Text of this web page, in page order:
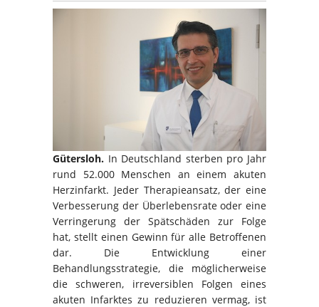
Gütersloh. In Deutschland sterben pro Jahr
rund 52.000 Menschen an einem akuten
Herzinfarkt. Jeder Therapieansatz, der eine
Verbesserung der Überlebensrate oder eine
Verringerung der Spätschäden zur Folge
hat, stellt einen Gewinn für alle Betroffenen
dar. Die Entwicklung einer
Behandlungsstrategie, die möglicherweise
die schweren, irreversiblen Folgen eines
akuten Infarktes zu reduzieren vermag, ist